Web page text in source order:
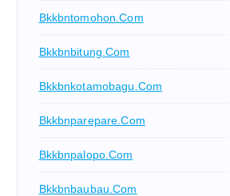
Bkkbntomohon.com
Bkkbnbitung.com
Bkkbnkotamobagu.com
Bkkbnparepare.com
Bkkbnpalopo.com
Bkkbnbaubau.com